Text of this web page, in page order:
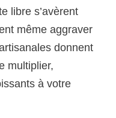
libre s’avèrent
même aggraver
donnent
multiplier,
à votre